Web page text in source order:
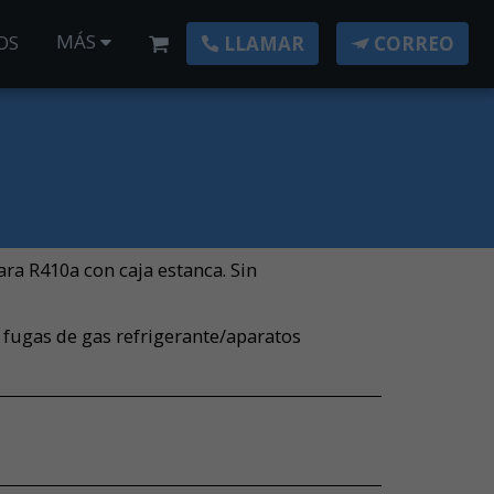
MÁS LLAMAR CORREO
R410a con caja estanca. Sin
de gas refrigerante/aparatos